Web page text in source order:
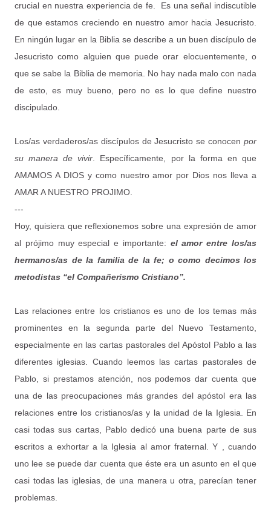
crucial en nuestra experiencia de fe.
Es una señal indiscutible
de que estamos creciendo en nuestro amor hacia Jesucristo.
En ningún lugar en la Biblia se describe a un buen discípulo de
Jesucristo como alguien que puede orar elocuentemente, o
que se sabe la Biblia de memoria. No hay nada malo con nada
de esto, es muy bueno, pero no es lo que define nuestro
discipulado.
Los/as verdaderos/as discípulos de Jesucristo se conocen por
su manera de vivir. Específicamente, por la forma en que
AMAMOS A DIOS y como nuestro amor por Dios nos lleva a
AMAR A NUESTRO PROJIMO.
---
Hoy, quisiera que reflexionemos sobre una expresión de amor
al prójimo muy especial e importante: el amor entre los/as
hermanos/as de la familia de la fe; o como decimos los
metodistas “el Compañerismo Cristiano”.
Las relaciones entre los cristianos es uno de los temas más
prominentes en la segunda parte del Nuevo Testamento,
especialmente en las cartas pastorales del Apóstol Pablo a las
diferentes iglesias. Cuando leemos las cartas pastorales de
Pablo, si prestamos atención, nos podemos dar cuenta que
una de las preocupaciones más grandes del apóstol era las
relaciones entre los cristianos/as y la unidad de la Iglesia. En
casi todas sus cartas, Pablo dedicó una buena parte de sus
escritos a exhortar a la Iglesia al amor fraternal. Y , cuando
uno lee se puede dar cuenta que éste era un asunto en el que
casi todas las iglesias, de una manera u otra, parecían tener
problemas.